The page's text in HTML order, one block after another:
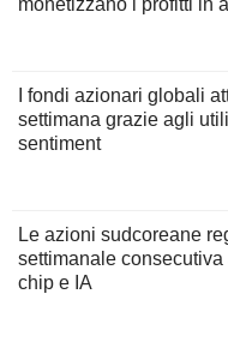
monetizzano i profitti in
I fondi azionari globali
settimana grazie agli
sentiment
Le azioni sudcoreane
settimanale
chip e IA